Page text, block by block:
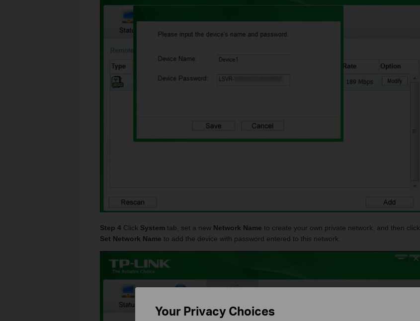
Step 4Click System tab, set a newNetwork Name to create your own private network, and then click
Set Network Name to add the device with password entered to this network.
Your Privacy Choices